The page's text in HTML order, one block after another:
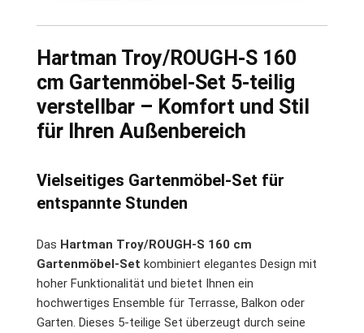
Hartman Troy/ROUGH-S 160
cm Gartenmöbel-Set 5-teilig
verstellbar – Komfort und Stil
für Ihren Außenbereich
Vielseitiges Gartenmöbel-Set für
entspannte Stunden
Das Hartman Troy/ROUGH-S 160 cm
Gartenmöbel-Set kombiniert elegantes Design mit
hoher Funktionalität und bietet Ihnen ein
hochwertiges Ensemble für Terrasse, Balkon oder
Garten. Dieses 5-teilige Set überzeugt durch seine